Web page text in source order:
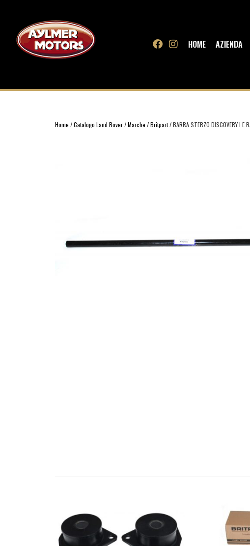
HOME AZIENDA
Home /Catalogo Land Rover/Marche /Britpart/ BARRA STERZO DISCOVERY I E